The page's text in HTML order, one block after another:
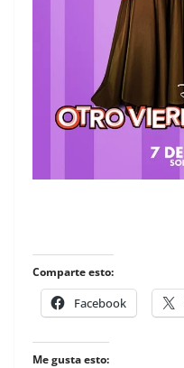
Comparte esto:
Facebook
Me gusta esto: